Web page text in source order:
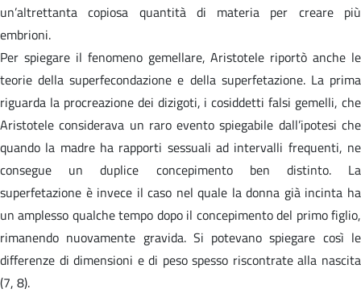
un’altrettanta copiosa quantità di materia per creare più
embrioni.
Per spiegare il fenomeno gemellare, Aristotele riportò anche le
teorie della superfecondazione e della superfetazione. La prima
riguarda la procreazione dei dizigoti, i cosiddetti falsi gemelli, che
Aristotele considerava un raro evento spiegabile dall’ipotesi che
quando la madre ha rapporti sessuali ad intervalli frequenti, ne
consegue un duplice concepimento ben distinto. La
superfetazione è invece il caso nel quale la donna già incinta ha
un amplesso qualche tempo dopo il concepimento del primo figlio,
rimanendo nuovamente gravida. Si potevano spiegare così le
differenze di dimensioni e di peso spesso riscontrate alla nascita
(7, 8).